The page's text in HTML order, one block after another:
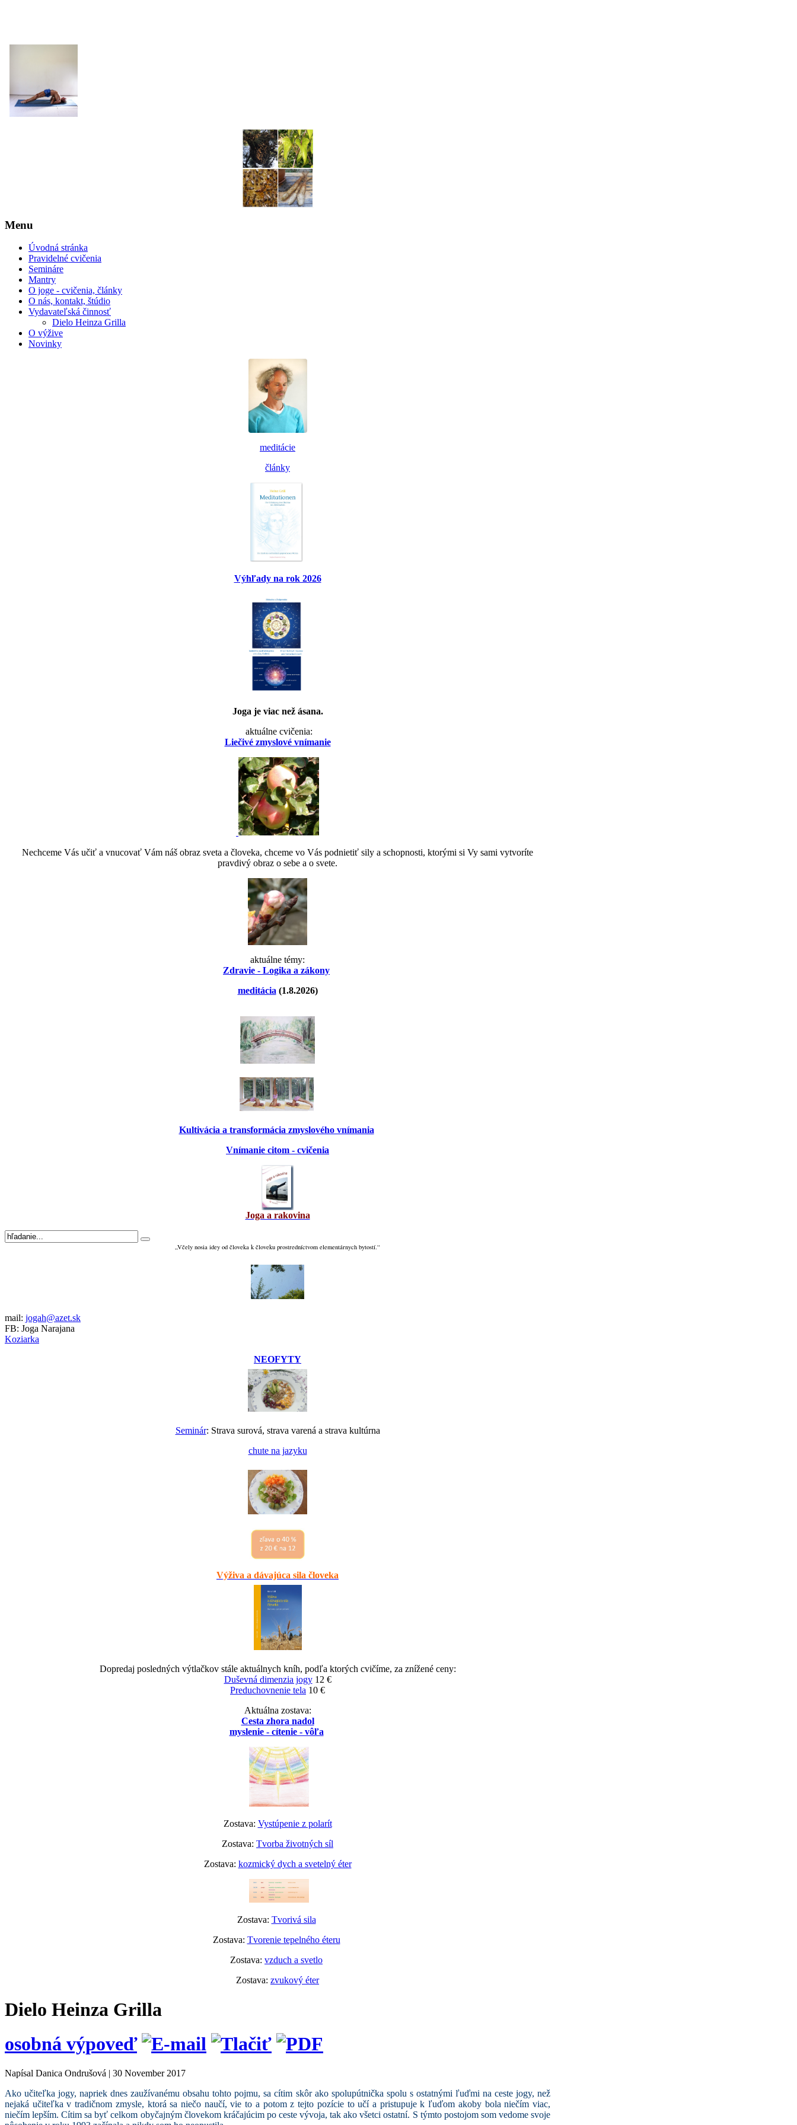
Menu
Úvodná stránka
Pravidelné cvičenia
Semináre
Mantry
O joge - cvičenia, články
O nás, kontakt, štúdio
Vydavateľská činnosť
Dielo Heinza Grilla
O výžive
Novinky
meditácie
články
Výhľady na rok 2026
Joga je viac než ásana.
aktuálne cvičenia:
Liečivé zmyslové vnímanie
Nechceme Vás učiť a vnucovať Vám náš obraz sveta a človeka, chceme vo Vás podnietiť sily a schopnosti, ktorými si Vy sami vytvoríte
pravdivý obraz o sebe a o svete.
aktuálne témy:
Zdravie - Logika a zákony
meditácia(1.8.2026)
Kultivácia a transformácia zmyslového vnímania
Vnímanie citom - cvičenia
Joga a rakovina
„Včely nosia idey od človeka k človeku prostredníctvom elementárnych bytostí.“
mail: jogah@azet.sk
FB: Joga Narajana
Koziarka
NEOFYTY
Seminár: Strava surová, strava varená a strava kultúrna
chute na jazyku
Výživa a dávajúca sila človeka
Dopredaj posledných výtlačkov stále aktuálnych kníh, podľa ktorých cvičíme, za znížené ceny:
Duševná dimenzia jogy12 €
Preduchovnenie tela 10 €
Aktuálna zostava:
Cesta zhora nadol
myslenie - cítenie - vôľa
Zostava: Vystúpenie z polarít
Zostava: Tvorba životných síl
Zostava: kozmický dych a svetelný éter
Zostava: Tvorivá sila
Zostava: Tvorenie tepelného éteru
Zostava: vzduch a svetlo
Zostava: zvukový éter
Dielo Heinza Grilla
osobná výpoveď
Napísal Danica Ondrušová | 30 November 2017
Ako učiteľka jogy, napriek dnes zaužívanému obsahu tohto pojmu, sa cítim skôr ako spolupútnička spolu s ostatnými ľuďmi na ceste jogy, než
nejaká učiteľka v tradičnom zmysle, ktorá sa niečo naučí, vie to a potom z tejto pozície to učí a pristupuje k ľuďom akoby bola niečím viac,
niečím lepším. Cítim sa byť celkom obyčajným človekom kráčajúcim po ceste vývoja, tak ako všetci ostatní. S týmto postojom som vedome svoje